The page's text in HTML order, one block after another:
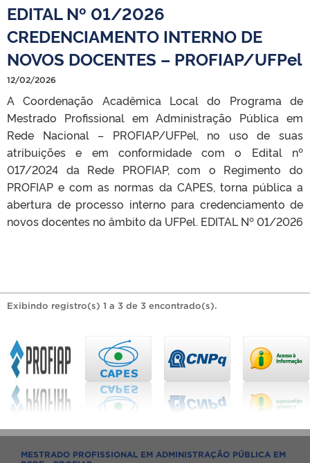
EDITAL Nº 01/2026
CREDENCIAMENTO INTERNO DE
NOVOS DOCENTES – PROFIAP/UFPel
12/02/2026
A Coordenação Acadêmica Local do Programa de
Mestrado Profissional em Administração Pública em
Rede Nacional – PROFIAP/UFPel, no uso de suas
atribuições e em conformidade com o Edital nº
017/2024 da Rede PROFIAP, com o Regimento do
PROFIAP e com as normas da CAPES, torna pública a
abertura de processo interno para credenciamento de
novos docentes no âmbito da UFPel. EDITAL Nº 01/2026
Exibindo registro(s) 1 a 3 de 3 encontrado(s).
MESTRADO PROFISSIONAL EM ADMINISTRAÇÃO PÚBLICA EM